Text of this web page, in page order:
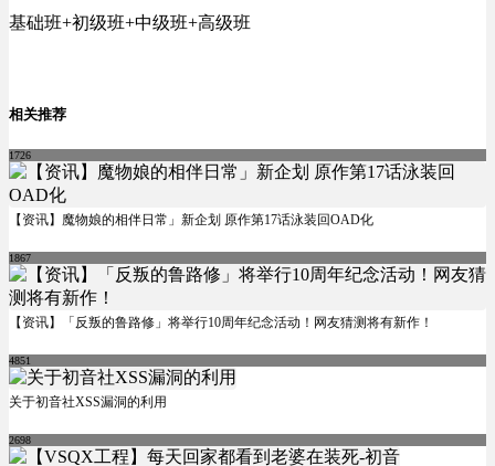
基础班+初级班+中级班+高级班 ​ ​​​
相关推荐
1726
【资讯】魔物娘的相伴日常」新企划 原作第17话泳装回OAD化
1867
【资讯】「反叛的鲁路修」将举行10周年纪念活动！网友猜测将有新作！
4851
关于初音社XSS漏洞的利用
2698